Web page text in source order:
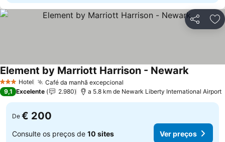
Partilhar
3 EstrelasHotel Café da manhã excepcional
Element by Marriott Harrison - Newark
9,1 Excelente 2.980 a 5.8 km de Newark Liberty International Airport
De € 200
Consulte os preços de 10 sites Ver preços